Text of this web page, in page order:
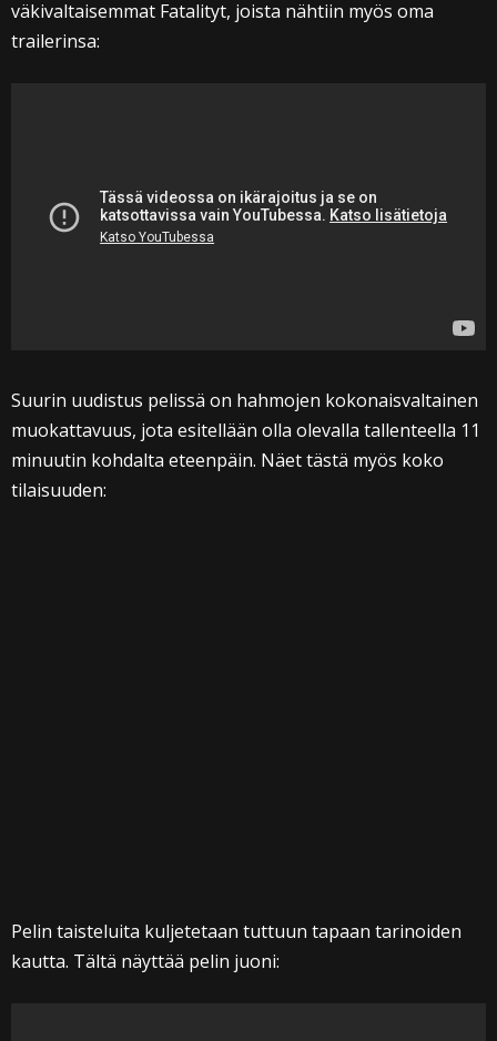
väkivaltaisemmat Fatalityt, joista nähtiin myös oma
trailerinsa:
Suurin uudistus pelissä on hahmojen kokonaisvaltainen
muokattavuus, jota esitellään olla olevalla tallenteella 11
minuutin kohdalta eteenpäin. Näet tästä myös koko
tilaisuuden:
Pelin taisteluita kuljetetaan tuttuun tapaan tarinoiden
kautta. Tältä näyttää pelin juoni: